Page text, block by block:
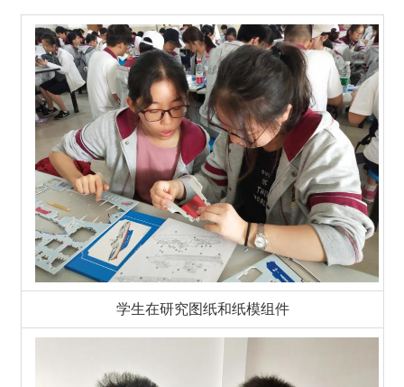
学生在研究图纸和纸模组件